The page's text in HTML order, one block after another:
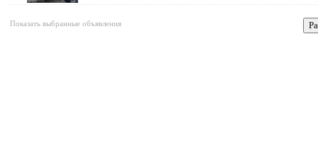
Показать выбранные объявления